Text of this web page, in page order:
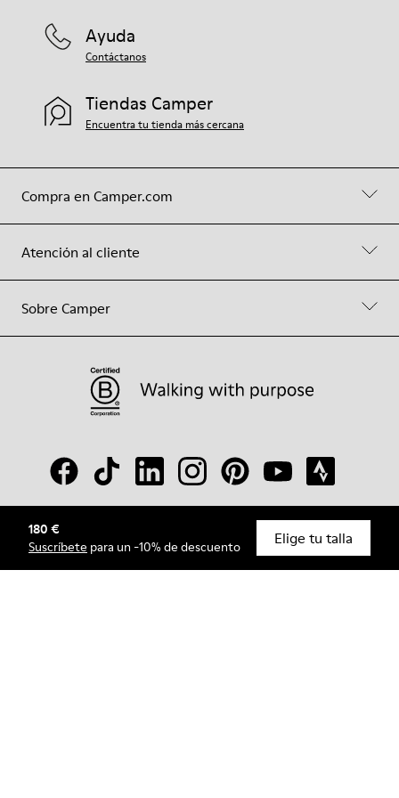
180 €
Suscríbete para un -10% de descuento Elige tu talla
Compra en Camper.com
Atención al cliente
Sobre Camper
Ayuda
Contáctanos
Tiendas Camper
Encuentra tu tienda más cercana
© Camper, 2026